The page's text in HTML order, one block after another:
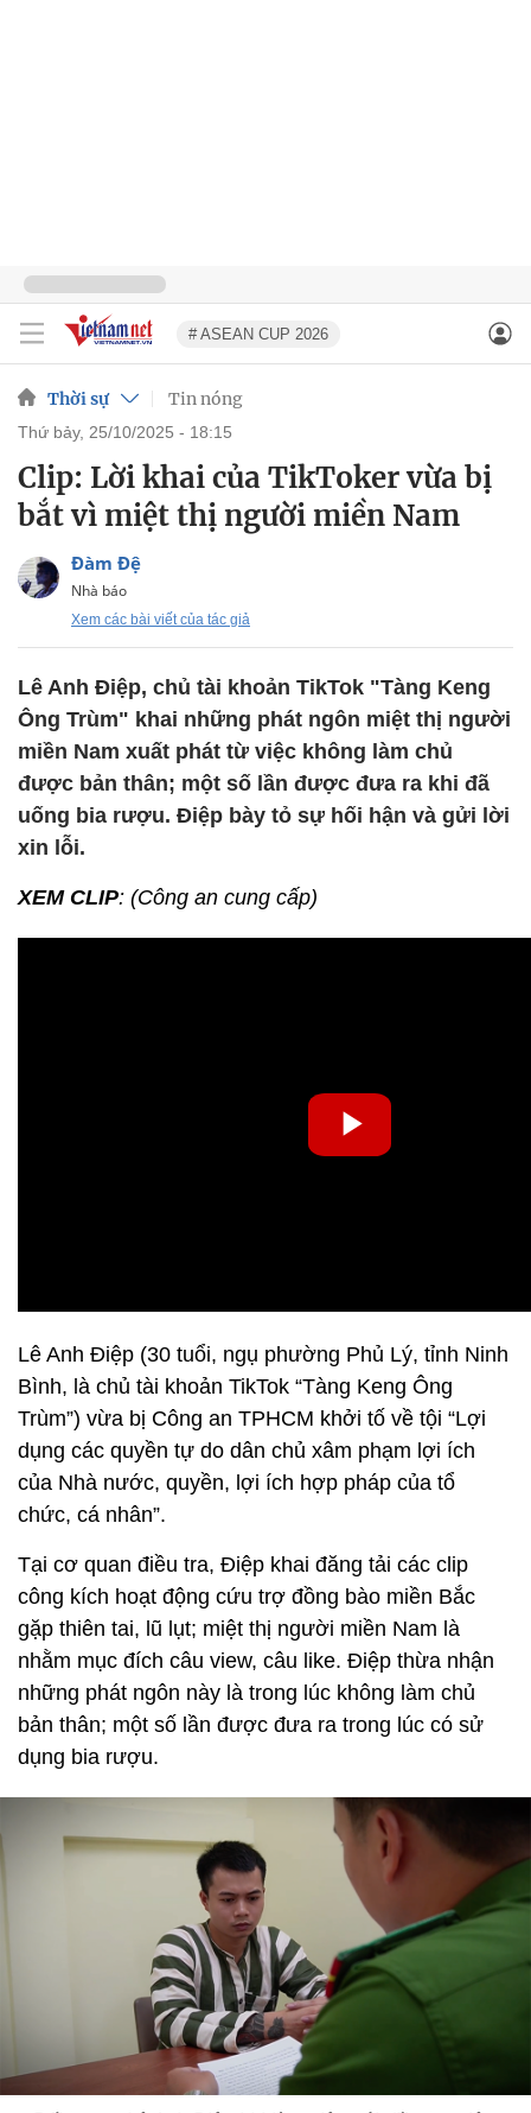
# ASEAN CUP 2026
Thời sự Tin nóng
thứ bảy, 25/10/2025 - 18:15
Clip: Lời khai của TikToker vừa bị
bắt vì miệt thị người miền Nam
Đàm Đệ
Nhà báo
Xem các bài viết của tác giả
Lê Anh Điệp, chủ tài khoản TikTok "Tàng Keng
Ông Trùm" khai những phát ngôn miệt thị người
miền Nam xuất phát từ việc không làm chủ
được bản thân; một số lần được đưa ra khi đã
uống bia rượu. Điệp bày tỏ sự hối hận và gửi lời
xin lỗi.
XEM CLIP: (Công an cung cấp)
Lê Anh Điệp (30 tuổi, ngụ phường Phủ Lý, tỉnh Ninh
Bình, là chủ tài khoản TikTok “Tàng Keng Ông
Trùm”) vừa bị Công an TPHCM khởi tố về tội “Lợi
dụng các quyền tự do dân chủ xâm phạm lợi ích
của Nhà nước, quyền, lợi ích hợp pháp của tổ
chức, cá nhân”.
Tại cơ quan điều tra, Điệp khai đăng tải các clip
công kích hoạt động cứu trợ đồng bào miền Bắc
gặp thiên tai, lũ lụt; miệt thị người miền Nam là
nhằm mục đích câu view, câu like. Điệp thừa nhận
những phát ngôn này là trong lúc không làm chủ
bản thân; một số lần được đưa ra trong lúc có sử
dụng bia rượu.